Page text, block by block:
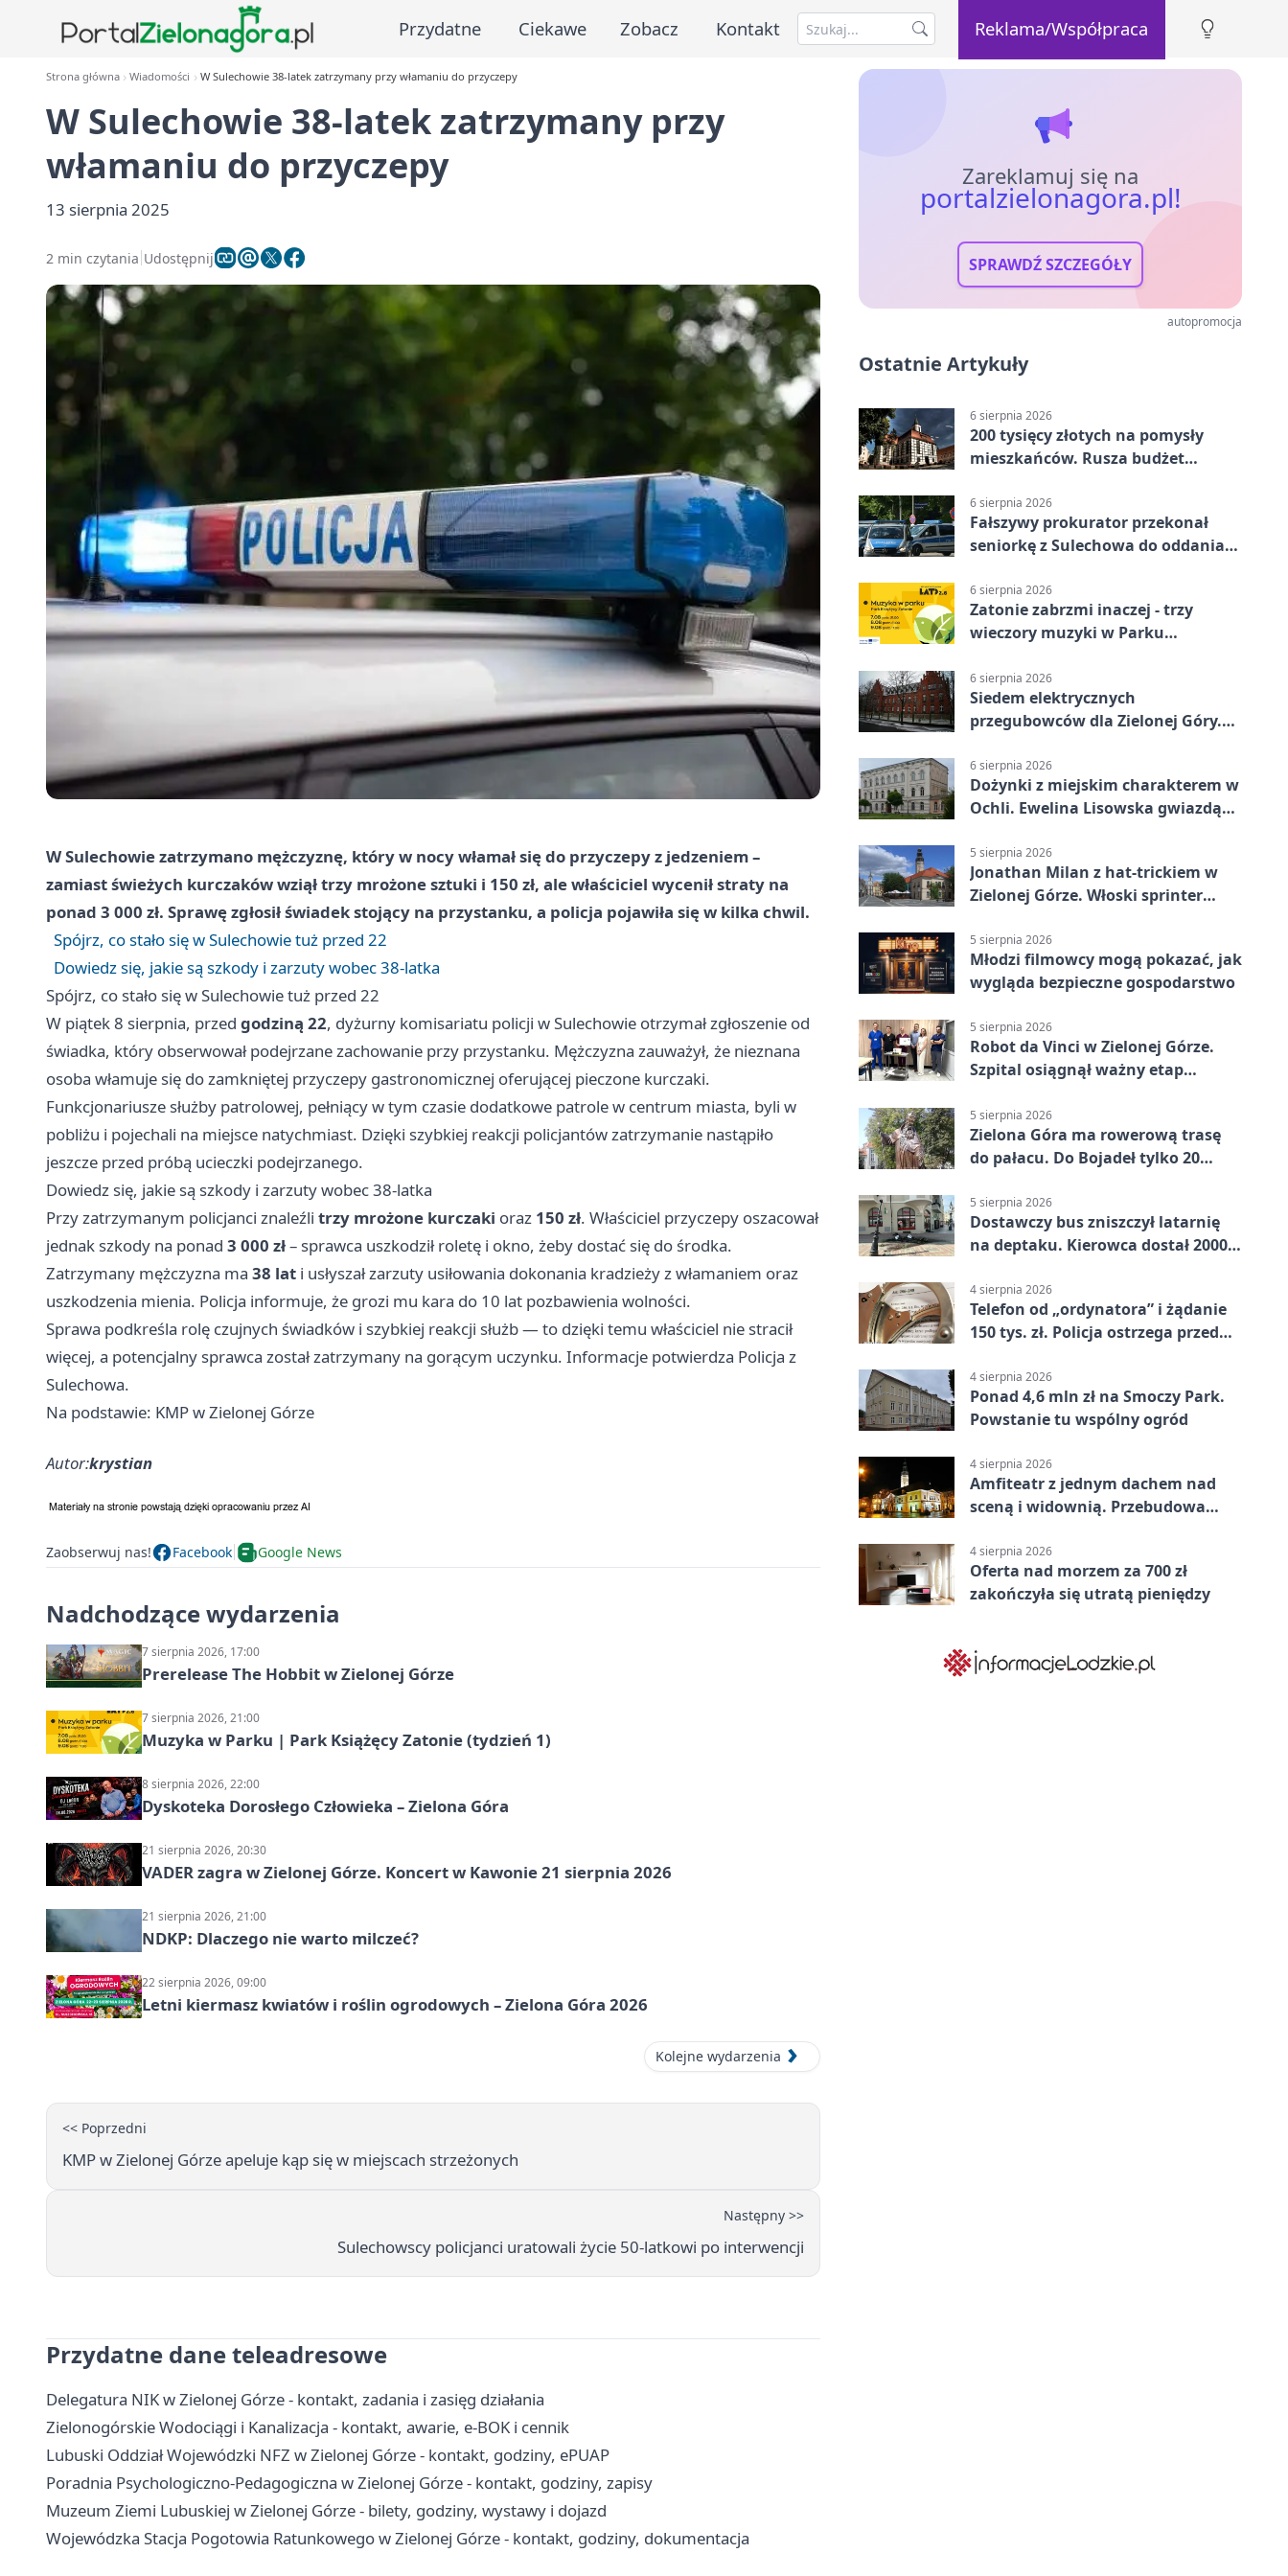
Przydatne Ciekawe Zobacz Kontakt Reklama/Współpraca
Strona główna Wiadomości W Sulechowie 38-latek zatrzymany przy włamaniu do przyczepy
W Sulechowie 38-latek zatrzymany przy
włamaniu do przyczepy
13 sierpnia 2025
2 min czytania Udostępnij
W Sulechowie zatrzymano mężczyznę, który w nocy włamał się do przyczepy z jedzeniem –
zamiast świeżych kurczaków wziął trzy mrożone sztuki i 150 zł, ale właściciel wycenił straty na
ponad 3 000 zł. Sprawę zgłosił świadek stojący na przystanku, a policja pojawiła się w kilka chwil.
Spójrz, co stało się w Sulechowie tuż przed 22
Dowiedz się, jakie są szkody i zarzuty wobec 38-latka
Spójrz, co stało się w Sulechowie tuż przed 22
W piątek 8 sierpnia, przed godziną 22, dyżurny komisariatu policji w Sulechowie otrzymał zgłoszenie od
świadka, który obserwował podejrzane zachowanie przy przystanku. Mężczyzna zauważył, że nieznana
osoba włamuje się do zamkniętej przyczepy gastronomicznej oferującej pieczone kurczaki.
Funkcjonariusze służby patrolowej, pełniący w tym czasie dodatkowe patrole w centrum miasta, byli w
pobliżu i pojechali na miejsce natychmiast. Dzięki szybkiej reakcji policjantów zatrzymanie nastąpiło
jeszcze przed próbą ucieczki podejrzanego.
Dowiedz się, jakie są szkody i zarzuty wobec 38-latka
Przy zatrzymanym policjanci znaleźli trzy mrożone kurczaki oraz 150 zł. Właściciel przyczepy oszacował
jednak szkody na ponad 3 000 zł– sprawca uszkodził roletę i okno, żeby dostać się do środka.
Zatrzymany mężczyzna ma 38 lat i usłyszał zarzuty usiłowania dokonania kradzieży z włamaniem oraz
uszkodzenia mienia. Policja informuje, że grozi mu kara do 10 lat pozbawienia wolności.
Sprawa podkreśla rolę czujnych świadków i szybkiej reakcji służb — to dzięki temu właściciel nie stracił
więcej, a potencjalny sprawca został zatrzymany na gorącym uczynku. Informacje potwierdza Policja z
Sulechowa.
Na podstawie: KMP w Zielonej Górze
Autor:krystian
Zaobserwuj nas! Facebook Google News
Nadchodzące wydarzenia
7 sierpnia 2026, 17:00
Prerelease The Hobbit w Zielonej Górze
7 sierpnia 2026, 21:00
Muzyka w Parku | Park Książęcy Zatonie (tydzień 1)
8 sierpnia 2026, 22:00
Dyskoteka Dorosłego Człowieka – Zielona Góra
21 sierpnia 2026, 20:30
VADER zagra w Zielonej Górze. Koncert w Kawonie 21 sierpnia 2026
21 sierpnia 2026, 21:00
NDKP: Dlaczego nie warto milczeć?
22 sierpnia 2026, 09:00
Letni kiermasz kwiatów i roślin ogrodowych – Zielona Góra 2026
Kolejne wydarzenia
<< Poprzedni
KMP w Zielonej Górze apeluje kąp się w miejscach strzeżonych
Następny >>
Sulechowscy policjanci uratowali życie 50-latkowi po interwencji
Przydatne dane teleadresowe
Delegatura NIK w Zielonej Górze - kontakt, zadania i zasięg działania
Zielonogórskie Wodociągi i Kanalizacja - kontakt, awarie, e-BOK i cennik
Lubuski Oddział Wojewódzki NFZ w Zielonej Górze - kontakt, godziny, ePUAP
Poradnia Psychologiczno-Pedagogiczna w Zielonej Górze - kontakt, godziny, zapisy
Muzeum Ziemi Lubuskiej w Zielonej Górze - bilety, godziny, wystawy i dojazd
Wojewódzka Stacja Pogotowia Ratunkowego w Zielonej Górze - kontakt, godziny, dokumentacja
Zareklamuj się na
portalzielonagora.pl!
SPRAWDŹ SZCZEGÓŁY
autopromocja
Ostatnie Artykuły
6 sierpnia 2026
200 tysięcy złotych na pomysły
mieszkańców. Rusza budżet
6 sierpnia 2026
Fałszywy prokurator przekonał
seniorkę z Sulechowa do oddania
6 sierpnia 2026
Zatonie zabrzmi inaczej - trzy
wieczory muzyki w Parku
6 sierpnia 2026
Siedem elektrycznych
przegubowców dla Zielonej Góry.
6 sierpnia 2026
Dożynki z miejskim charakterem w
Ochli. Ewelina Lisowska gwiazdą
5 sierpnia 2026
Jonathan Milan z hat-trickiem w
Zielonej Górze. Włoski sprinter
5 sierpnia 2026
Młodzi filmowcy mogą pokazać, jak
wygląda bezpieczne gospodarstwo
5 sierpnia 2026
Robot da Vinci w Zielonej Górze.
Szpital osiągnął ważny etap
5 sierpnia 2026
Zielona Góra ma rowerową trasę
do pałacu. Do Bojadeł tylko 20
5 sierpnia 2026
Dostawczy bus zniszczył latarnię
na deptaku. Kierowca dostał 2000
4 sierpnia 2026
Telefon od „ordynatora” i żądanie
150 tys. zł. Policja ostrzega przed
4 sierpnia 2026
Ponad 4,6 mln zł na Smoczy Park.
Powstanie tu wspólny ogród
4 sierpnia 2026
Amfiteatr z jednym dachem nad
sceną i widownią. Przebudowa
4 sierpnia 2026
Oferta nad morzem za 700 zł
zakończyła się utratą pieniędzy